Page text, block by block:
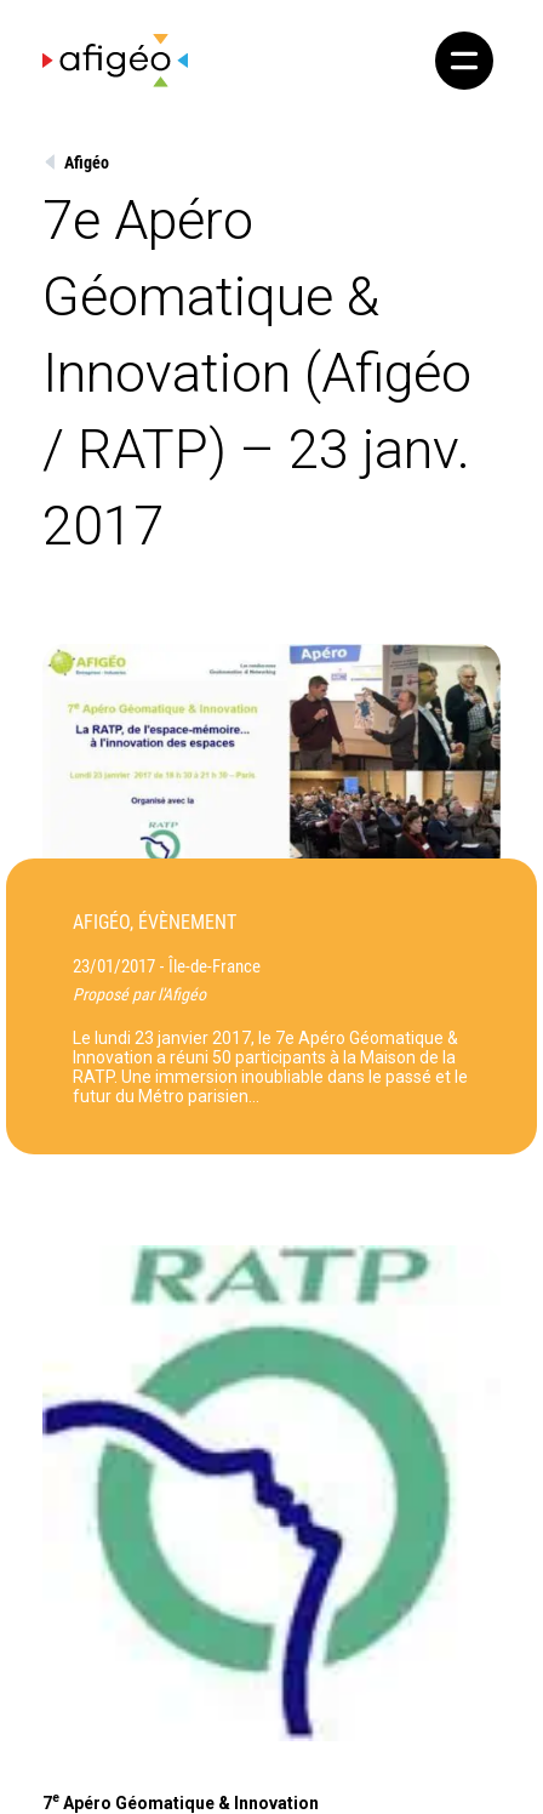
content
Afigéo
7e Apéro
Géomatique &
Innovation (Afigéo
/ RATP) – 23 janv.
2017
AFIGÉO, ÉVÈNEMENT
23/01/2017 - Île-de-France
Proposé par l'Afigéo
Le lundi 23 janvier 2017, le 7e Apéro Géomatique &
Innovation a réuni 50 participants à la Maison de la
RATP. Une immersion inoubliable dans le passé et le
futur du Métro parisien...
7eApéro Géomatique & Innovation